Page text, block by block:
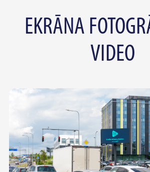
EKRĀNA
VIDEO